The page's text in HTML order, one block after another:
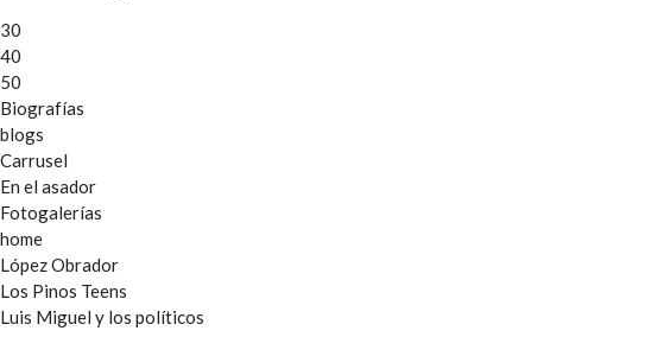
30
40
50
Biografías
blogs
Carrusel
En el asador
Fotogalerías
home
López Obrador
Los Pinos Teens
Luis Miguel y los políticos